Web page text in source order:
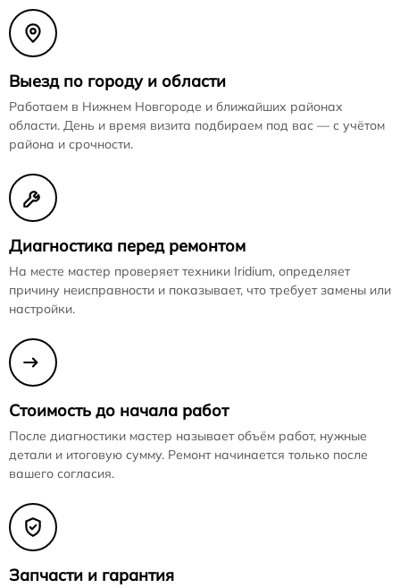
Выезд по городу и области
Работаем в Нижнем Новгороде и ближайших районах
области. День и время визита подбираем под вас — с учётом
района и срочности.
Диагностика перед ремонтом
На месте мастер проверяет техники Iridium, определяет
причину неисправности и показывает, что требует замены или
настройки.
Стоимость до начала работ
После диагностики мастер называет объём работ, нужные
детали и итоговую сумму. Ремонт начинается только после
вашего согласия.
Запчасти и гарантия